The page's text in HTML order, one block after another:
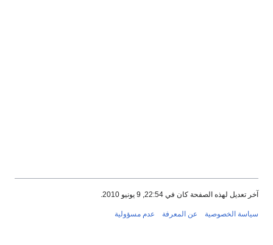
9 يونيو 2010.
المعرفة عدم مسؤولية